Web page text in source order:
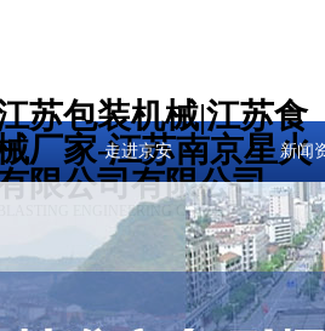
苏包装机械|江苏食
厂家-江苏南京星火
限公司有限公司
ENGINEERING CO., LTD
走进京安 新闻